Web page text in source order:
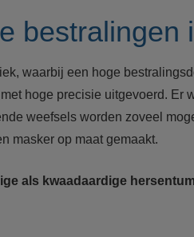
bestralingen
waarbij een hoge
hoge precisie uitgevoerd. Er
weefsels worden zoveel
masker op maat gemaakt.
als kwaadaardige